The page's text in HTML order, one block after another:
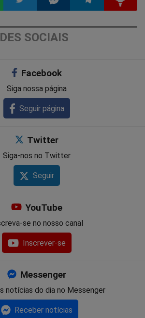
Compartilhar
Twitter
Compartilhar
Messenger
SOCIAIS
Facebook
Siga nossa página
Seguir página
Twitter
Siga-nos no Twitter
Seguir
YouTube
se no nosso canal
Inscrever-se
Messenger
notícias do dia no Messenger
Receber notícias